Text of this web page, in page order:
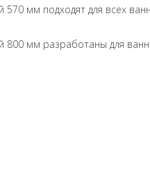
570 мм подходят для всех
800 мм разработаны для ванн